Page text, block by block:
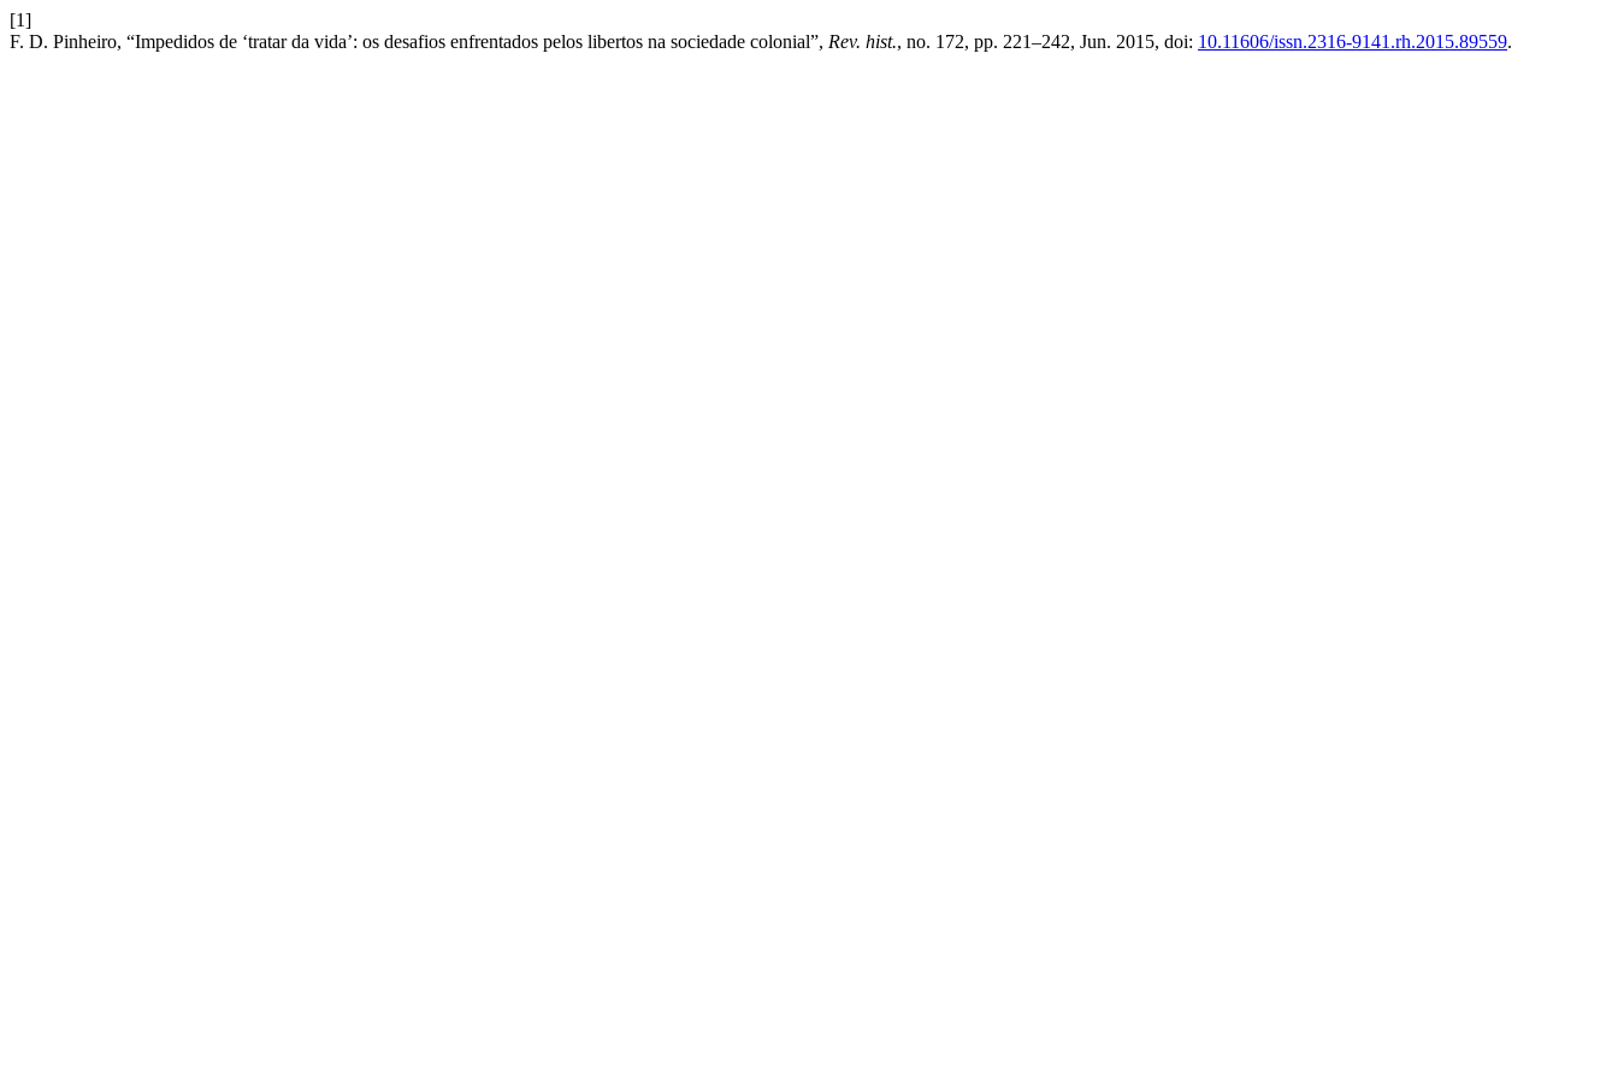
[1]
F. D. Pinheiro, “Impedidos de ‘tratar da vida’: os desafios enfrentados pelos libertos na sociedade colonial”, Rev. hist., no. 172, pp. 221–242, Jun. 2015, doi: 10.11606/issn.2316-9141.rh.2015.89559.